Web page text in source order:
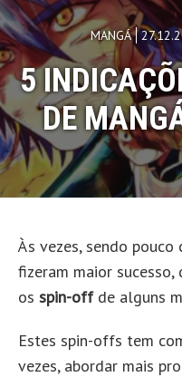
MANGÁ
5
DE
Às vezes, sendo
fizeram maior sucesso,
os spin-offde alguns
Estes spin-offs tem
vezes, abordar mais